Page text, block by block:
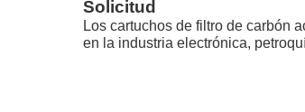
Solicitud
Los cartuchos de filtro de carbón
en la industria electrónica,